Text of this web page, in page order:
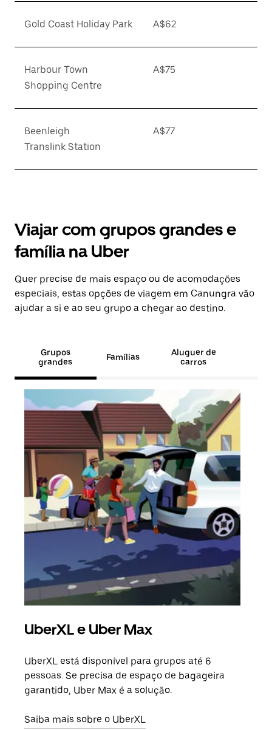
Gold Coast Holiday Park A$62
Harbour Town
Shopping Centre
A$75
Beenleigh
Translink Station
A$77
Viajar com grupos grandes e
família na Uber
Quer precise de mais espaço ou de acomodações
especiais, estas opções de viagem em Canungra vão
ajudar a si e ao seu grupo a chegar ao destino.
Grupos
grandes
Famílias
Aluguer de
carros
UberXL e Uber Max
UberXL está disponível para grupos até 6
pessoas. Se precisa de espaço de bagageira
garantido, Uber Max é a solução.
Saiba mais sobre o UberXL